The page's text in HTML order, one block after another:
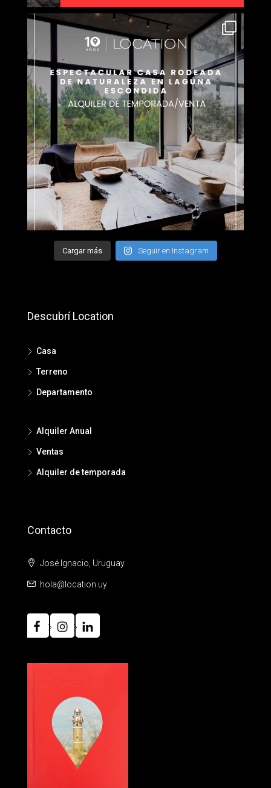
Cargar más Seguir en Instagram
Descubrí Location
Casa
Terreno
Departamento
Alquiler Anual
Ventas
Alquiler de temporada
Contacto
José Ignacio, Uruguay
hola@location.uy